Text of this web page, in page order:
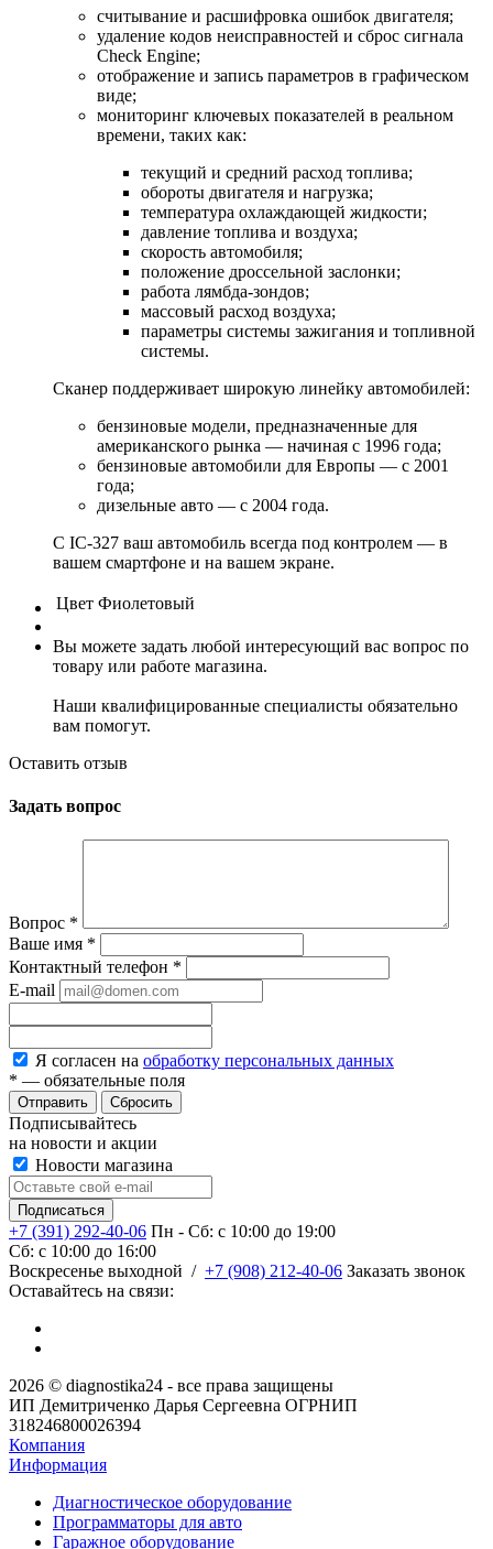
считывание и расшифровка ошибок двигателя;
удаление кодов неисправностей и сброс сигнала
Check Engine;
отображение и запись параметров в графическом
виде;
мониторинг ключевых показателей в реальном
времени, таких как:
текущий и средний расход топлива;
обороты двигателя и нагрузка;
температура охлаждающей жидкости;
давление топлива и воздуха;
скорость автомобиля;
положение дроссельной заслонки;
работа лямбда-зондов;
массовый расход воздуха;
параметры системы зажигания и топливной
системы.
Сканер поддерживает широкую линейку автомобилей:
бензиновые модели, предназначенные для
американского рынка — начиная с 1996 года;
бензиновые автомобили для Европы — с 2001
года;
дизельные авто — с 2004 года.
С IC-327 ваш автомобиль всегда под контролем — в
вашем смартфоне и на вашем экране.
Цвет Фиолетовый
Вы можете задать любой интересующий вас вопрос по
товару или работе магазина.
Наши квалифицированные специалисты обязательно
вам помогут.
Оставить отзыв
Задать вопрос
Вопрос *
Ваше имя *
Контактный телефон *
E-mail
Я согласен на обработку персональных данных
* — обязательные поля
Сбросить
Подписывайтесь
на новости и акции
Новости магазина
+7 (391) 292-40-06 Пн - Сб: c 10:00 до 19:00
Сб: c 10:00 до 16:00
​Воскресенье выходной / +7 (908) 212-40-06 Заказать звонок
Оставайтесь на связи:
2026 © diagnostika24 - все права защищены
ИП Демитриченко Дарья Сергеевна ОГРНИП
318246800026394
Компания
Информация
Диагностическое оборудование
Программаторы для авто
Гаражное оборудование